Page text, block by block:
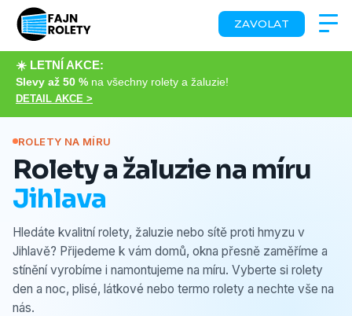
☀️ LETNÍ AKCE:
Slevy až 50 % na všechny rolety a žaluzie!
DETAIL AKCE >
ZAVOLAT
ROLETY NA MÍRU
Rolety a žaluzie na míru
Jihlava
Hledáte kvalitní rolety, žaluzie nebo sítě proti hmyzu v
Jihlavě? Přijedeme k vám domů, okna přesně zaměříme a
stínění vyrobíme i namontujeme na míru. Vyberte si rolety
den a noc, plisé, látkové nebo termo rolety a nechte vše na
nás.